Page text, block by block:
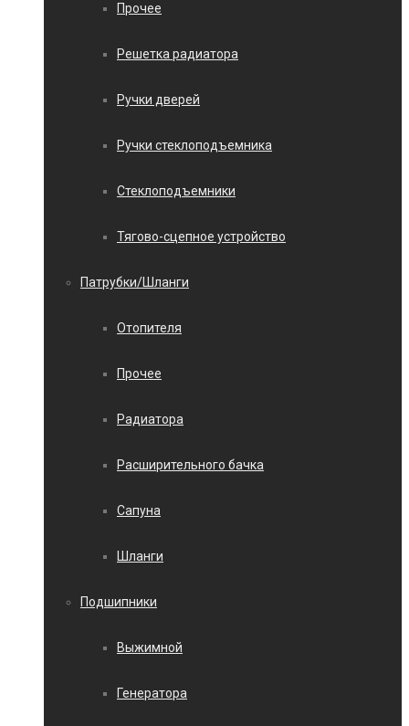
Прочее
Решетка радиатора
Ручки дверей
Ручки стеклоподъемника
Стеклоподъемники
Тягово-сцепное устройство
Патрубки/Шланги
Отопителя
Прочее
Радиатора
Расширительного бачка
Сапуна
Шланги
Подшипники
Выжимной
Генератора